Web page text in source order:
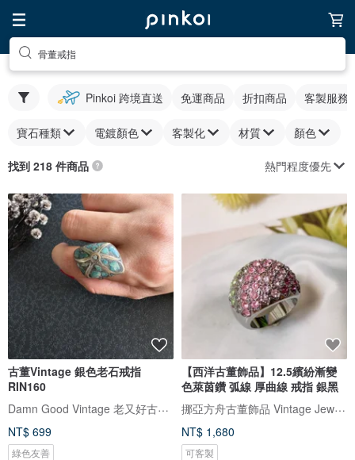
骨董戒指
Pinkoi 跨境直送 免運商品 折扣商品 客製服務
寶石種類 電鍍顏色 客製化 材質 顏色
找到 218 件商品 熱門程度優先
古董Vintage 銀色老石戒指
RIN160
Damn Good Vintage 老又好古董珠寶
NT$ 699
綠色友善
【西洋古董飾品】12.5繽紛漸變
色萊茵鑽 弧線 厚曲線 戒指 銀黑
挪亞方舟古董飾品 Vintage Jewelry
NT$ 1,680
可客製